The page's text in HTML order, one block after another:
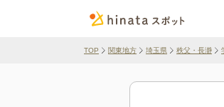
TOP 関東地方 埼玉県 秩父・長瀞